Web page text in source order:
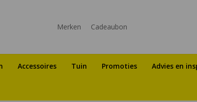
Merken Cadeaubon
Accessoires Tuin Promoties Advies en